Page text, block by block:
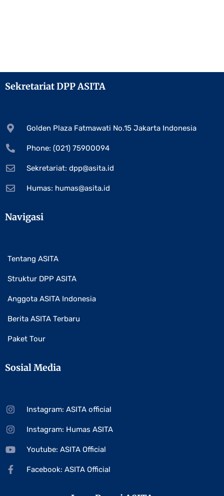
Sekretariat DPP ASITA
Golden Plaza Fatmawati No.15 Jakarta Indonesia
Phone: (021) 75900094
Sekretariat: dpp@asita.id
Humas: humas@asita.id
Navigasi
Tentang ASITA
Struktur DPP ASITA
Anggota ASITA Indonesia
Berita ASITA Terbaru
Paket Tour
Sosial Media
Instagram: ASITA official
Instagram: Humas ASITA
Youtube: ASITA Official
Facebook: ASITA Official